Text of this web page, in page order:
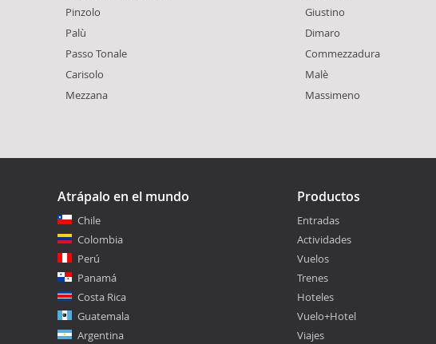
Pinzolo
Palù
Passo Tonale
Carisolo
Mezzana
Giustino
Dimaro
Commezzadura
Malè
Massimeno
Atrápalo en el mundo
Chile
Colombia
Perú
Panamá
Costa Rica
Guatemala
Argentina
Productos
Entradas
Actividades
Vuelos
Trenes
Hoteles
Vuelo+Hotel
Viajes